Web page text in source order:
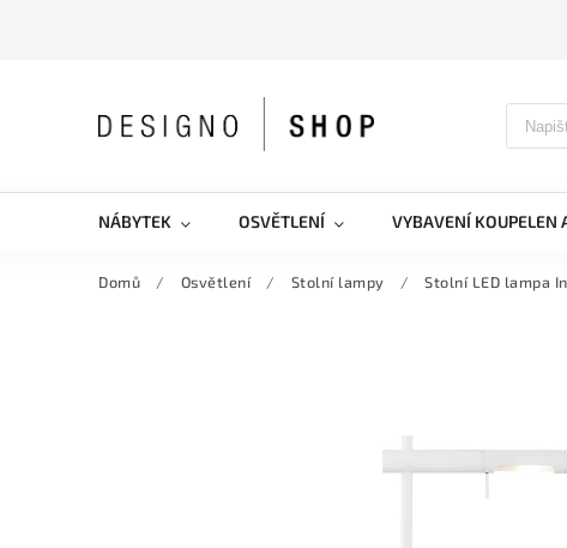
NÁBYTEK OSVĚTLENÍ VYBAVENÍ KOUPELEN
Domů / Osvětlení / Stolní lampy / Stolní LED lampa